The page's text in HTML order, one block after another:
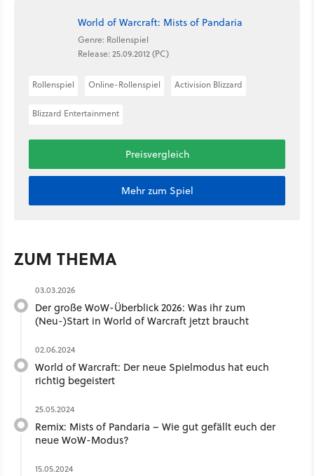
World of Warcraft: Mists of Pandaria
Genre: Rollenspiel
Release: 25.09.2012 (PC)
Rollenspiel Online-Rollenspiel Activision Blizzard
Blizzard Entertainment
Preisvergleich
Mehr zum Spiel
ZUM THEMA
03.03.2026
Der große WoW-Überblick 2026: Was ihr zum
(Neu-)Start in World of Warcraft jetzt braucht
02.06.2024
World of Warcraft: Der neue Spielmodus hat euch
richtig begeistert
25.05.2024
Remix: Mists of Pandaria – Wie gut gefällt euch der
neue WoW-Modus?
15.05.2024